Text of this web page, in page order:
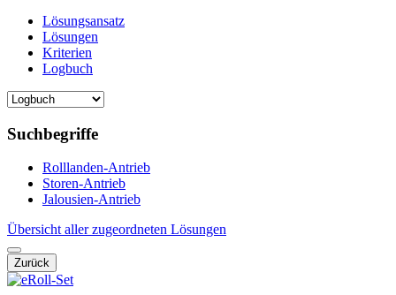
Lösungsansatz
Lösungen
Kriterien
Logbuch
Suchbegriffe
Rolllanden-Antrieb
Storen-Antrieb
Jalousien-Antrieb
Übersicht aller zugeordneten Lösungen
Zurück